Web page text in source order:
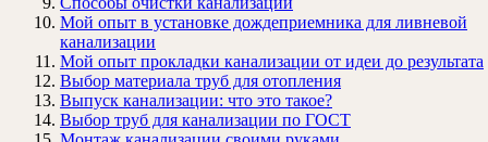
Мой опыт в установке дождеприемника для ливневой
канализации
Мой опыт прокладки канализации от идеи до результата
Выбор материала труб для отопления
Выпуск канализации: что это такое?
Выбор труб для канализации по ГОСТ